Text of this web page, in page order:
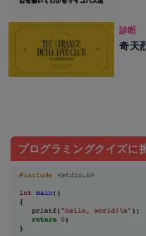
診断
奇天
プログラミングクイズに